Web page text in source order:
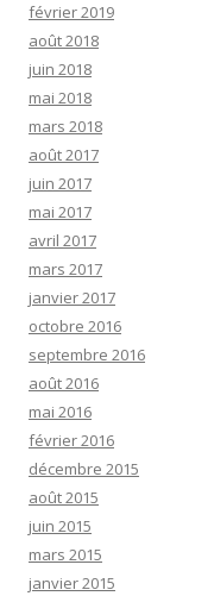
février 2019
août 2018
juin 2018
mai 2018
mars 2018
août 2017
juin 2017
mai 2017
avril 2017
mars 2017
janvier 2017
octobre 2016
septembre 2016
août 2016
mai 2016
février 2016
décembre 2015
août 2015
juin 2015
mars 2015
janvier 2015